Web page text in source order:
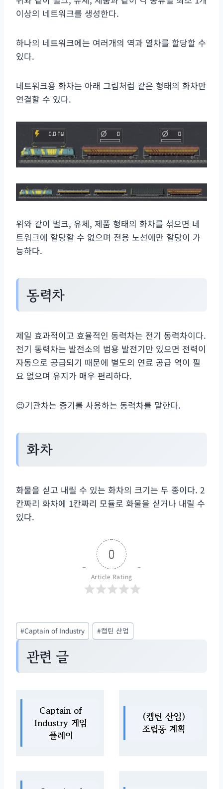
이상의 네트워크를 생성한다.
하나의 네트워크에는 여러개의 역과 열차를 할당할 수
있다.
네트워크용 화차는 아래 그림처럼 같은 형태의 화차만
연결할 수 있다.
위와 같이 벌크, 유체, 제품 형태의 화차를 섞으면 네
트워크에 할당할 수 없으며 전용 노선에만 할당이 가
능하다.
동력차
제일 효과적이고 효율적인 동력차는 전기 동력차이다.
전기 동력차는 발전소의 범용 발전기만 있으면 전력이
자동으로 공급되기 때문에 별도의 연료 공급 역이 필
요 없으며 유지가 매우 편리하다.
😉기관차는 증기를 사용하는 동력차를 말한다.
화차
화물을 싣고 내릴 수 있는 화차의 크기는 두 종이다. 2
칸짜리 화차에 1칸짜리 모듈로 화물을 싣거나 내릴 수
있다.
0
Article Rating
Post
Tags:
#Captain of Industry #캡틴 산업
관련 글
Captain of
Industry 게임
플레이
(캡틴 산업)
조립동 계획